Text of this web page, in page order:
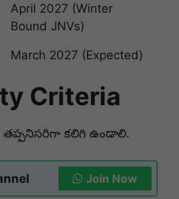
April 2027 (Winter
Bound JNVs)
March 2027 (Expected)
Criteria
తప్పనిసరిగా కలిగి ఉండాలి.
Join Now